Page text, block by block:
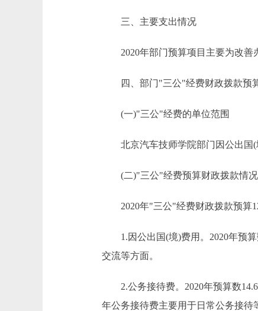
三、主要支出情况
2020年部门预算项目主要为改善
四、部门"三公"经费财政拨款预
(一)"三公"经费的单位范围
北京汽车技师学院部门因公出国(
(二)"三公"经费预算财政拨款情况
2020年"三公"经费财政拨款预算
1.因公出国(境)费用。2020年预算
交流等方面。
2.公务接待费。2020年预算数
年公务接待费主要用于日常公务接待